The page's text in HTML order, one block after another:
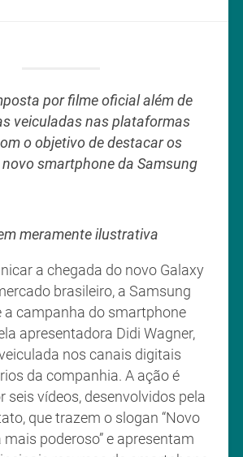
por filme oficial além de
veiculadas nas plataformas
o objetivo de destacar os
smartphone da Samsung
meramente ilustrativa
a chegada do novo Galaxy
brasileiro, a Samsung
a campanha do smartphone
apresentadora Didi Wagner,
nos canais digitais
da companhia. A ação é
seis vídeos, desenvolvidos pela
que trazem o slogan “Novo
mais poderoso” e apresentam